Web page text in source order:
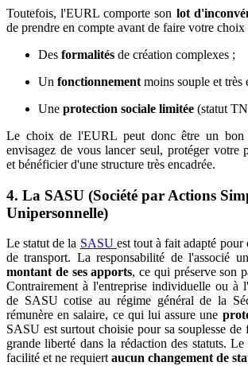
Toutefois, l'EURL comporte son lot
de prendre en compte avant de faire votre
Des formalités de création complexes ;
Un fonctionnement moins souple et très
Une protection sociale limitée (statut
Le choix de l'EURL peut donc être un bon
envisagez de vous lancer seul, protéger votre
et bénéficier d'une structure très encadrée.
4. La SASU (Société par Actions
Unipersonnelle)
Le statut de la SASU est tout à fait adapté
de transport. La responsabilité de l'associé
montant de ses apports, ce qui préserve son
Contrairement à l'entreprise individuelle ou à
de SASU cotise au régime général de la
rémunère en salaire, ce qui lui assure une
SASU est surtout choisie pour sa souplesse de
grande liberté dans la rédaction des statuts.
facilité et ne requiert aucun changement de